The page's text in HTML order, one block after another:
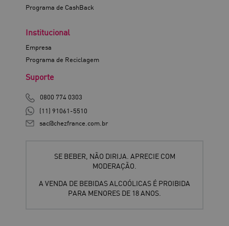
Programa de CashBack
Institucional
Empresa
Programa de Reciclagem
Suporte
0800 774 0303
(11) 91061-5510
sac@chezfrance.com.br
SE BEBER, NÃO DIRIJA. APRECIE COM
MODERAÇÃO.
A VENDA DE BEBIDAS ALCOÓLICAS É PROIBIDA
PARA MENORES DE 18 ANOS.